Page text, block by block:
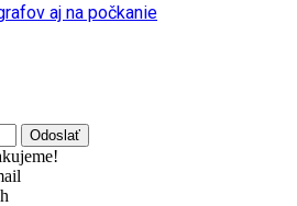
aj na počkanie